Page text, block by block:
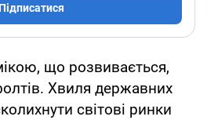
Підписатися
що розвивається,
Хвиля державних
світові ринки